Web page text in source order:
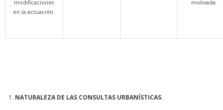
modificaciones
en la actuación.
motivada.
NATURALEZA DE LAS CONSULTAS URBANÍSTICAS.